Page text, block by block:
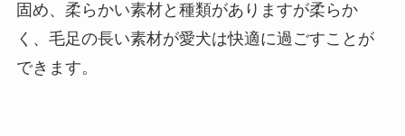
固め、柔らかい素材と種類がありますが柔らか
く、毛足の長い素材が愛犬は快適に過ごすことが
できます。